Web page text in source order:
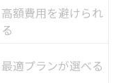
高額費用を避けられ
る
最適プランが選べる